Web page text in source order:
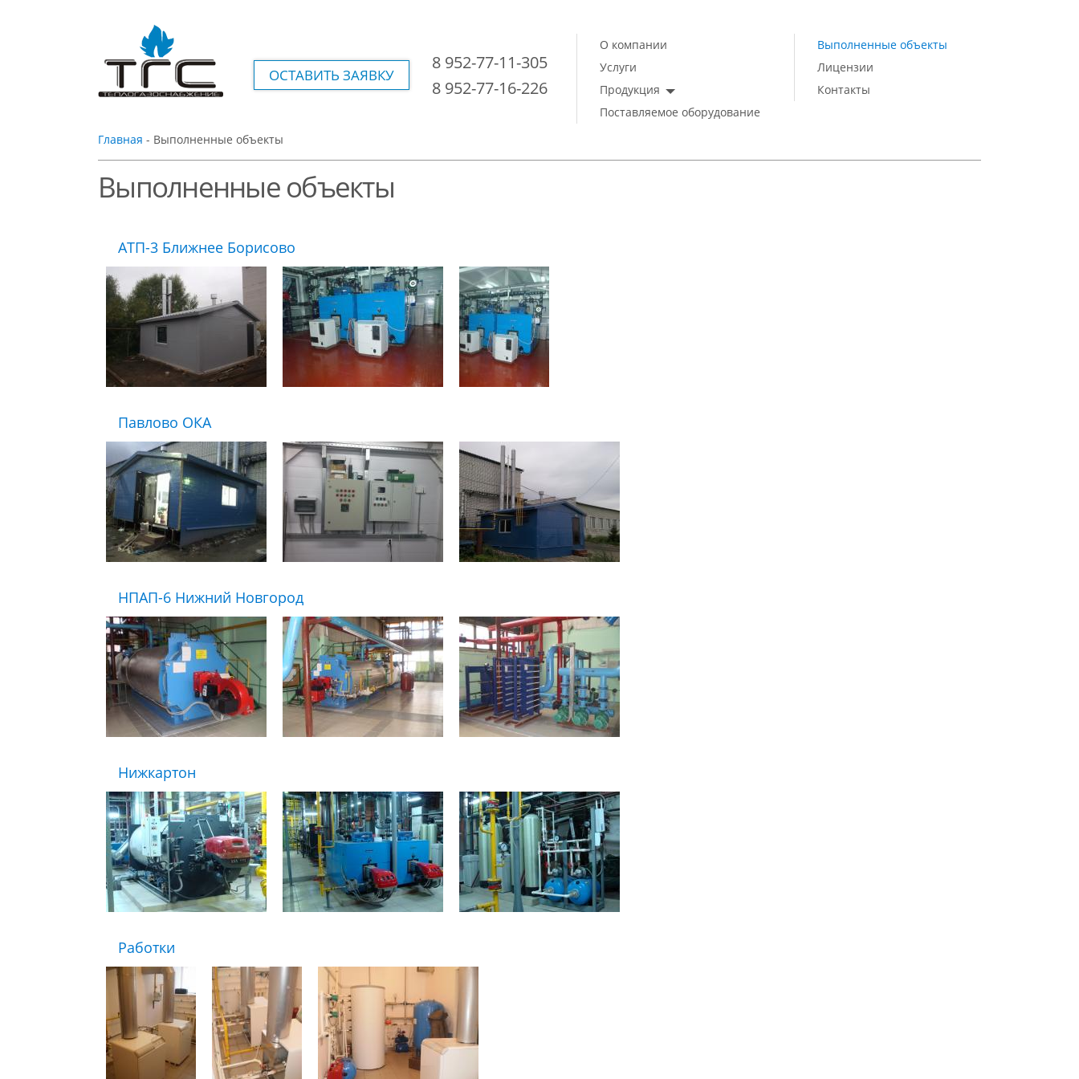
8 952-77-11-305
8 952-77-16-226
ОСТАВИТЬ ЗАЯВКУ
О компании
Услуги
Продукция
Поставляемое оборудование
Выполненные объекты
Лицензии
Контакты
Главная - Выполненные объекты
Выполненные объекты
АТП-3 Ближнее Борисово
Павлово ОКА
НПАП-6 Нижний Новгород
Нижкартон
Работки